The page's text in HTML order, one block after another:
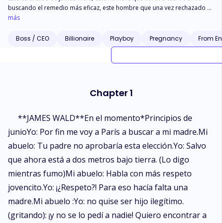
buscando el remedio más eficaz, este hombre que una vez rechazado se
había cerrado a él hasta el punto de envidiar a la humanidad, este
hombre tan crédulo, tan frío, tenía un ángel detrás de este demonio que
asustaba a todo el mundo.... para hacerlo sanar de esta culpa su abuelo
creará una pasión tan majestuosa como oscura, ¿sabrá salir este
más
Boss / CEO Billionaire Playboy Pregnancy From
Chapter 1
**JAMES WALD**En el momento*Principios de
junioYo: Por fin me voy a París a buscar a mi madre.Mi
abuelo: Tu padre no aprobaría esta elección.Yo: Salvo
que ahora está a dos metros bajo tierra. (Lo digo
mientras fumo)Mi abuelo: Habla con más respeto
jovencito.Yo: ¡¿Respeto?! Para eso hacía falta una
madre.Mi abuelo :Yo: no quise ser hijo ilegítimo.
(gritando): ¡y no se lo pedí a nadie! Quiero encontrar a